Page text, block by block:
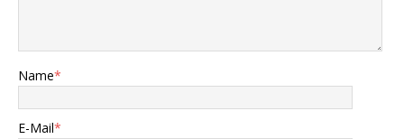
Name*
E-Mail*